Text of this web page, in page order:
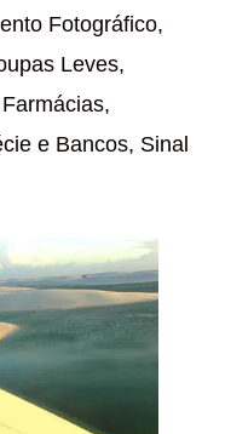
Fotográfico,
Leves,
e Bancos, Sinal